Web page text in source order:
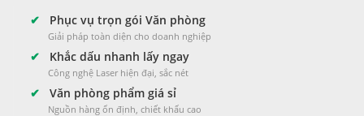
✔ Phục vụ trọn gói Văn phòng
Giải pháp toàn diện cho doanh nghiệp
✔ Khắc dấu nhanh lấy ngay
Công nghệ Laser hiện đại, sắc nét
✔ Văn phòng phẩm giá sỉ
Nguồn hàng ổn định, chiết khấu cao